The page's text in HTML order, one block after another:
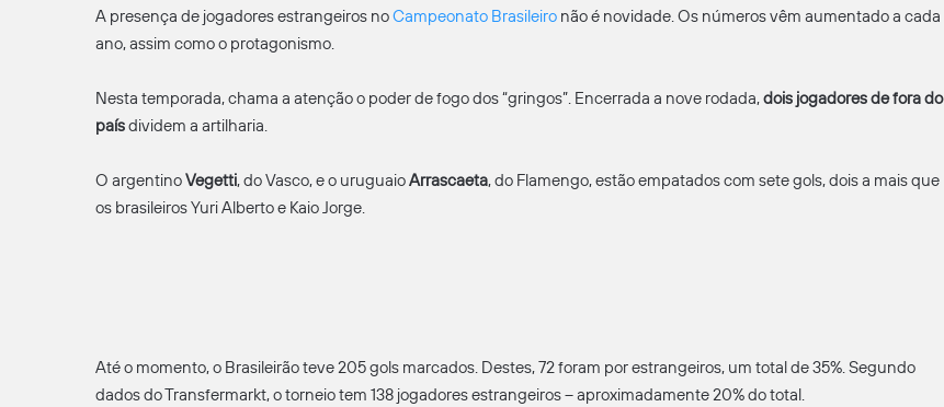
A presença de jogadores estrangeiros noCampeonato Brasileiro não é novidade. Os números vêm aumentado a cada
ano, assim como o protagonismo.
Nesta temporada, chama a atenção o poder de fogo dos “gringos”. Encerrada a nove rodada,dois jogadores de fora do
paísdividem a artilharia.
O argentinoVegetti, do Vasco, e o uruguaioArrascaeta, do Flamengo, estão empatados com sete gols, dois a mais que
os brasileiros Yuri Alberto e Kaio Jorge.
Até o momento, o Brasileirão teve 205 gols marcados. Destes, 72 foram por estrangeiros, um total de 35%. Segundo
dados do Transfermarkt, o torneio tem 138 jogadores estrangeiros – aproximadamente 20% do total.